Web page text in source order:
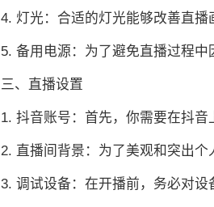
4. 灯光：合适的灯光能够改善直播
5. 备用电源：为了避免直播过程中
三、直播设置
1. 抖音账号：首先，你需要在抖音
2. 直播间背景：为了美观和突出
3. 调试设备：在开播前，务必对设